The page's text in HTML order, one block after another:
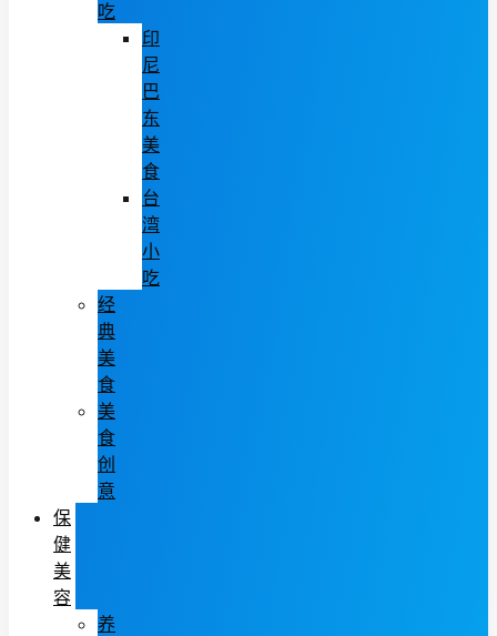
吃
印
尼
巴
东
美
食
台
湾
小
吃
经
典
美
食
美
食
创
意
保
健
美
容
养